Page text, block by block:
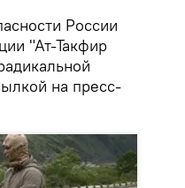
России
"Ат-Такфир
на пресс-